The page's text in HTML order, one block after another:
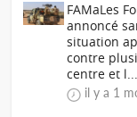
FAMaLes
annoncé
situation
contre
centre et l...
il y a 1